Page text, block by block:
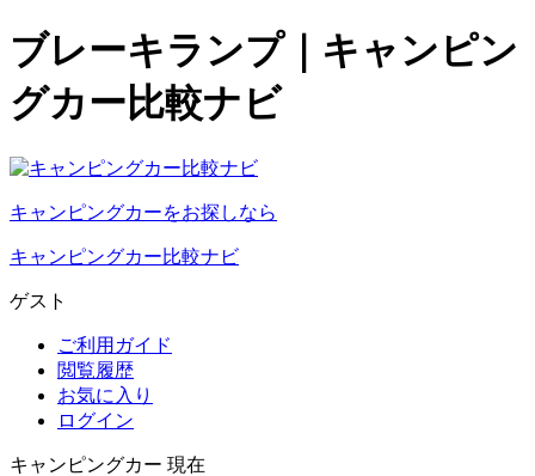
ブレーキランプ｜キャンピン
グカー比較ナビ
キャンピングカーをお探しなら
キャンピングカー比較ナビ
ゲスト
ご利用ガイド
閲覧履歴
お気に入り
ログイン
キャンピングカー 現在